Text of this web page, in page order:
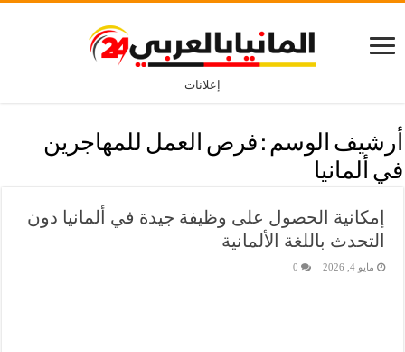
إعلانات
أرشيف الوسم : فرص العمل للمهاجرين
في ألمانيا
إمكانية الحصول على وظيفة جيدة في ألمانيا دون
التحدث باللغة الألمانية
مايو 4, 2026 0